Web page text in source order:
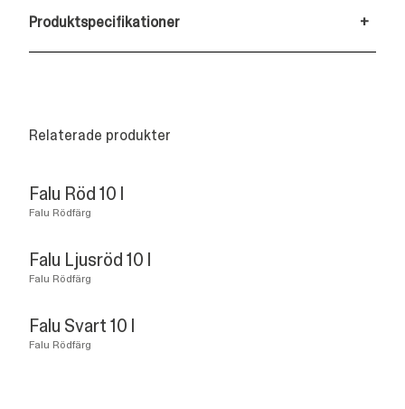
Produktspecifikationer +
Relaterade produkter
Falu Röd 10 l
Falu Rödfärg
Falu Ljusröd 10 l
Falu Rödfärg
Falu Svart 10 l
Falu Rödfärg